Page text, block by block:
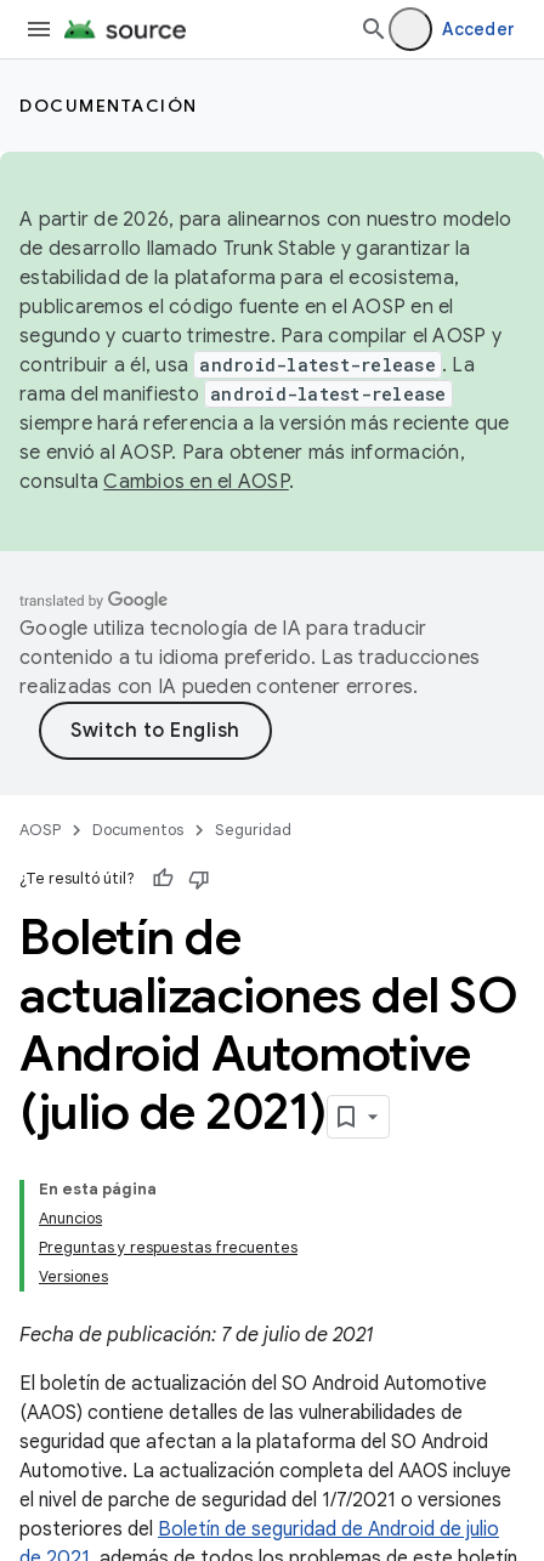
Acceder
DOCUMENTACIÓN
A partir de 2026, para alinearnos con nuestro modelo
de desarrollo llamado Trunk Stable y garantizar la
estabilidad de la plataforma para el ecosistema,
publicaremos el código fuente en el AOSP en el
segundo y cuarto trimestre. Para compilar el AOSP y
contribuir a él, usa android-latest-release . La
rama del manifiesto android-latest-release
siempre hará referencia a la versión más reciente que
se envió al AOSP. Para obtener más información,
consultaCambios en el AOSP.
Google utiliza tecnología de IA para traducir
contenido a tu idioma preferido. Las traducciones
realizadas con IA pueden contener errores.
AOSP Documentos Seguridad
¿Te resultó útil?
Boletín de
actualizaciones del SO
Android Automotive
(julio de 2021)
En esta página
Anuncios
Preguntas y respuestas frecuentes
Versiones
Fecha de publicación: 7 de julio de 2021
El boletín de actualización del SO Android Automotive
(AAOS) contiene detalles de las vulnerabilidades de
seguridad que afectan a la plataforma del SO Android
Automotive. La actualización completa del AAOS incluye
el nivel de parche de seguridad del 1/7/2021 o versiones
posteriores del Boletín de seguridad de Android de julio